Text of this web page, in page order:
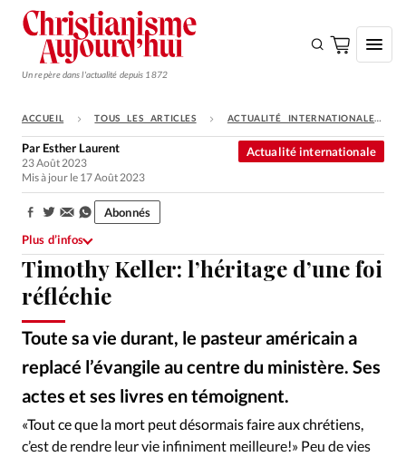
Un repère dans l'actualité depuis 1872
S'ABONNER
Monde
Opinions
Tous les articles
Faire un don
Emploi
Se connecter
Édition: Internationale
Devise:CHF
ACCUEIL TOUS LES ARTICLES ACTUALITÉ INTERNATIONALE
Timothy Keller: l’héritage d’une foi
réfléchie
Toute sa vie durant, le pasteur américain a
replacé l’évangile au centre du ministère. Ses
actes et ses livres en témoignent.
Actualité internationale
Par Esther Laurent
23 Août 2023
Mis à jour le 17 Août 2023
Partager:
Abonnés
Plus d’infos
«Tout ce que la mort peut désormais faire aux chrétiens,
c’est de rendre leur vie infiniment meilleure!» Peu de vies